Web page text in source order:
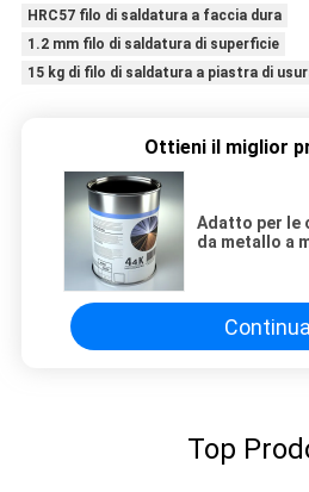
HRC57 filo di saldatura a faccia dura
1.2 mm filo di saldatura di superficie
15 kg di filo di saldatura a piastra di
Ottieni il miglior
Adatto per le
da metallo a
faccia dura
Continua
Top